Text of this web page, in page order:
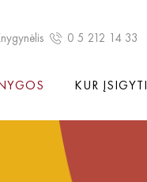
0 5 212 14 33
KUR ĮSIGYTI